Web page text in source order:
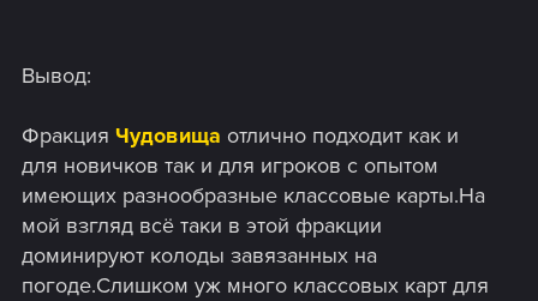
Вывод:
Фракция Чудовища отлично подходит как и
для новичков так и для игроков с опытом
имеющих разнообразные классовые карты.На
мой взгляд всё таки в этой фракции
доминируют колоды завязанных на
погоде.Слишком уж много классовых карт для